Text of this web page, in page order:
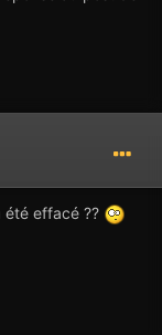
été effacé ??